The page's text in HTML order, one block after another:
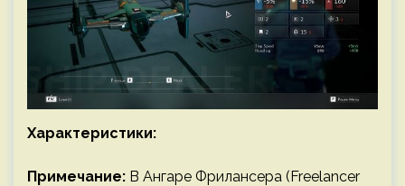
Характеристики:
Примечание: В Ангаре Фрилансера (Freelancer